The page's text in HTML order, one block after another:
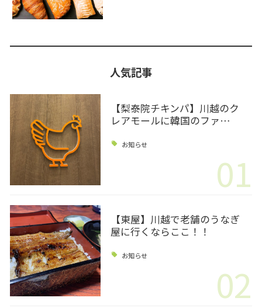
人気記事
【梨泰院チキンパ】川越のク
レアモールに韓国のファ…
お知らせ
01
【東屋】川越で老舗のうなぎ
屋に行くならここ！！
お知らせ
02